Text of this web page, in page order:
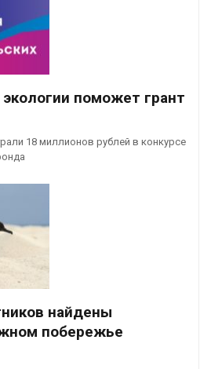
поможет грант
18 миллионов рублей в конкурсе
найдены
побережье